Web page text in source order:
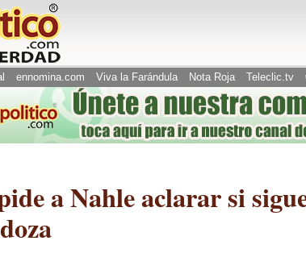
ennomina.com Viva la Farándula Nota Roja Teleclic.tv
a Nahle aclarar si